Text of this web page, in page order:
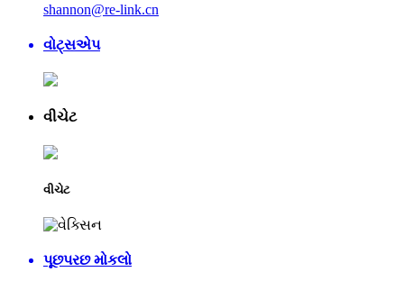
shannon@re-link.cn
વોટ્સએપ
વીચેટ
વીચેટ
પૂછપરછ મોકલો